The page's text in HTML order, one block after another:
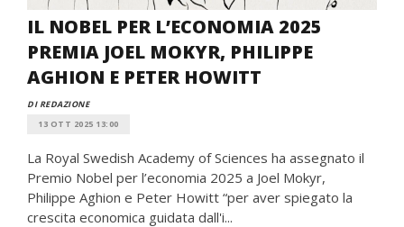
IL NOBEL PER L’ECONOMIA 2025
PREMIA JOEL MOKYR, PHILIPPE
AGHION E PETER HOWITT
DI REDAZIONE
13 OTT 2025 13:00
La Royal Swedish Academy of Sciences ha assegnato il
Premio Nobel per l’economia 2025 a Joel Mokyr,
Philippe Aghion e Peter Howitt “per aver spiegato la
crescita economica guidata dall'i...